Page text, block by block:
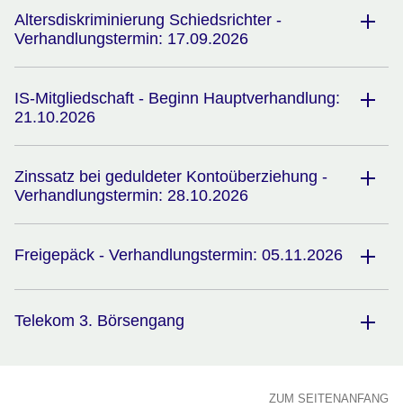
Altersdiskriminierung Schiedsrichter -
Verhandlungstermin: 17.09.2026
IS-Mitgliedschaft - Beginn Hauptverhandlung:
21.10.2026
Zinssatz bei geduldeter Kontoüberziehung -
Verhandlungstermin: 28.10.2026
Freigepäck - Verhandlungstermin: 05.11.2026
Telekom 3. Börsengang
ZUM SEITENANFANG